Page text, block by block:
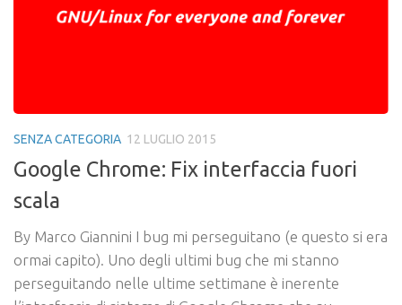
SENZA CATEGORIA 12 LUGLIO 2015
Google Chrome: Fix interfaccia fuori
scala
By Marco Giannini I bug mi perseguitano (e questo si era
ormai capito). Uno degli ultimi bug che mi stanno
perseguitando nelle ultime settimane è inerente